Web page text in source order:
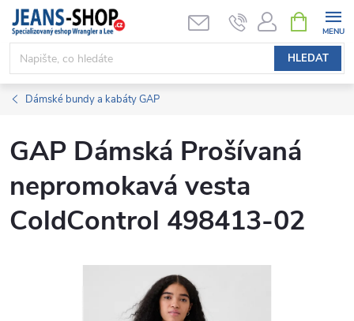
Přejít
obsah
HLEDAT
NÁKUPNÍ
KOŠÍK
Dámské bundy a kabáty GAP
GAP Dámská Prošívaná
nepromokavá vesta
ColdControl 498413-02